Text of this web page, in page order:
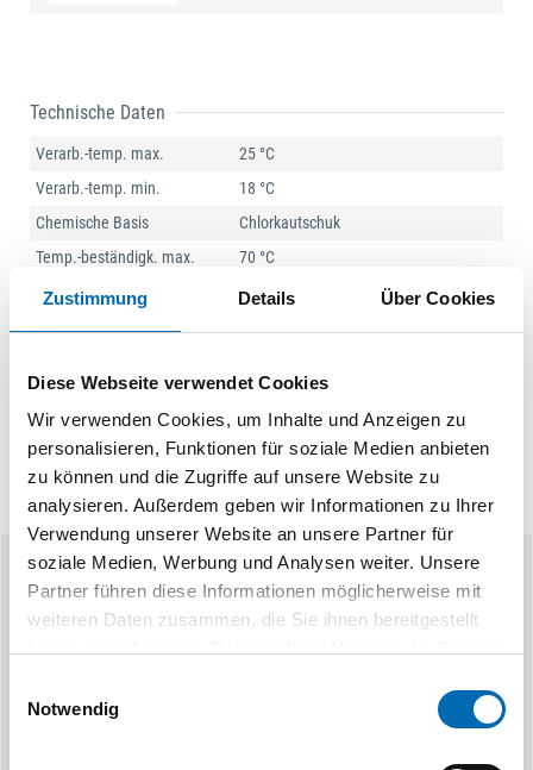
Zustimmung Details Über Cookies
Diese Webseite verwendet Cookies
Wir verwenden Cookies, um Inhalte und Anzeigen zu
personalisieren, Funktionen für soziale Medien anbieten
zu können und die Zugriffe auf unsere Website zu
analysieren. Außerdem geben wir Informationen zu Ihrer
Verwendung unserer Website an unsere Partner für
soziale Medien, Werbung und Analysen weiter. Unsere
Partner führen diese Informationen möglicherweise mit
weiteren Daten zusammen, die Sie ihnen bereitgestellt
Notwendig
Technische Daten
Verarb.-temp. max.
25 °C
Verarb.-temp. min.
18 °C
Chemische Basis
Chlorkautschuk
Temp.-beständigk. max.
70 °C
Temp.-beständigk. min.
-40 °C
Ähnliche Produkte